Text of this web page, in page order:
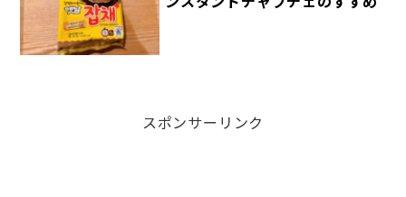
スポンサーリンク